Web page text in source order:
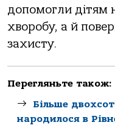
допомогли дітям
хворобу, а й
захисту.
Перегляньте також:
Більше
народилося в